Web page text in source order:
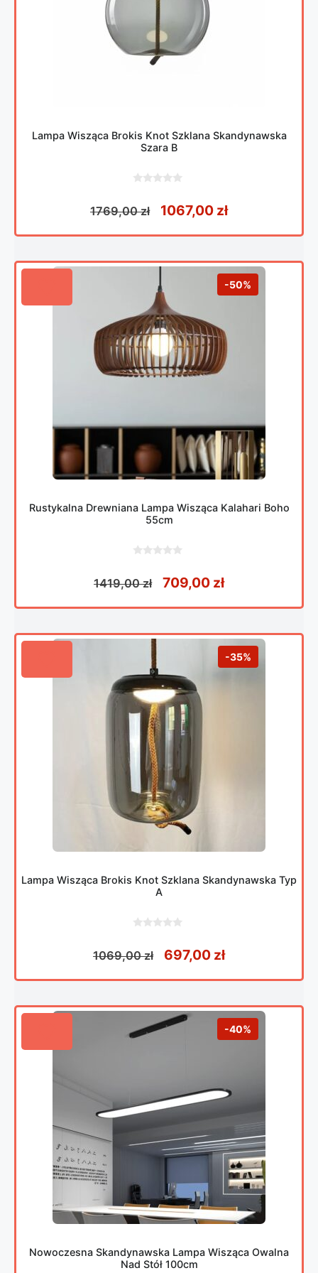
Lampa Wisząca Brokis Knot Szklana Skandynawska
Szara B
5
1769,00zł Pierwotna cena
1067,00 złAktualna
-50%
Rustykalna Drewniana Lampa Wisząca Kalahari Boho
55cm
5
1419,00zł Pierwotna cena
709,00 złAktualna
-35%
Lampa Wisząca Brokis Knot Szklana Skandynawska Typ
A
5
1069,00zł Pierwotna cena
697,00 złAktualna
-40%
Nowoczesna Skandynawska Lampa Wisząca Owalna
Nad Stół 100cm